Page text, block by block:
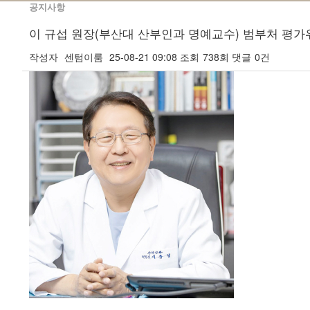
공지사항
이 규섭 원장(부산대 산부인과 명예교수) 범부처 평가
작성자 센텀이룸 25-08-21 09:08 조회 738회 댓글 0건